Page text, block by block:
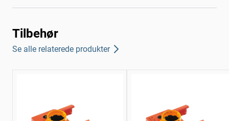
Tilbehør
Se alle relaterede produkter